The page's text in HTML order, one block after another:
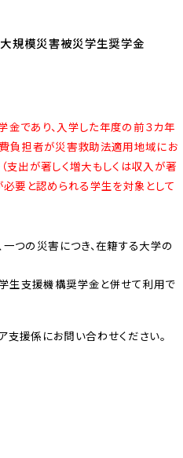
規模災害被災学生奨学金
であり、入学した年度の前３カ年
負担者が災害救助法適用地域にお
支出が著しく増大もしくは収入が著
必要と認められる学生を対象として
一つの災害につき、在籍する大学の
生支援機構奨学金と併せて利用で
支援係にお問い合わせください。